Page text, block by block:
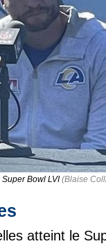
Bowl LVI(Blaise
atteint le